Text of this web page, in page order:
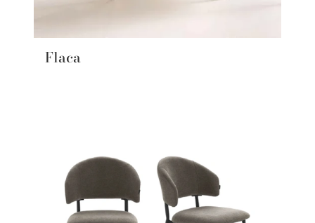
Flaca